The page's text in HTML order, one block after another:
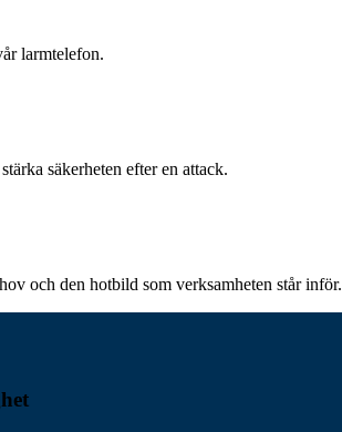
larmtelefon.
säkerheten efter en attack.
och den hotbild som verksamheten står inför.